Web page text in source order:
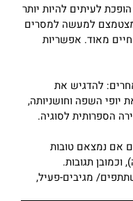
לעיתים להיות יותר
מצטמצם למעשה למסרים
מאוד. אפשריות
להדגיש את
יופי השפה וחושניותה,
הספרותית לסוגיה.
אם נמצאם טובות
וכמובן תגובות.
מגיבים-פעיל,